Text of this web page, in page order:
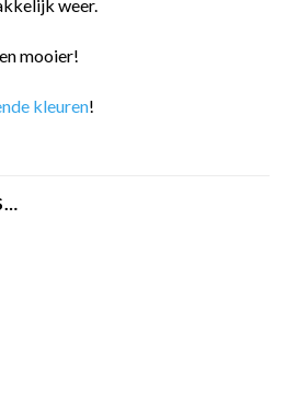
weer.
mooier!
kleuren!